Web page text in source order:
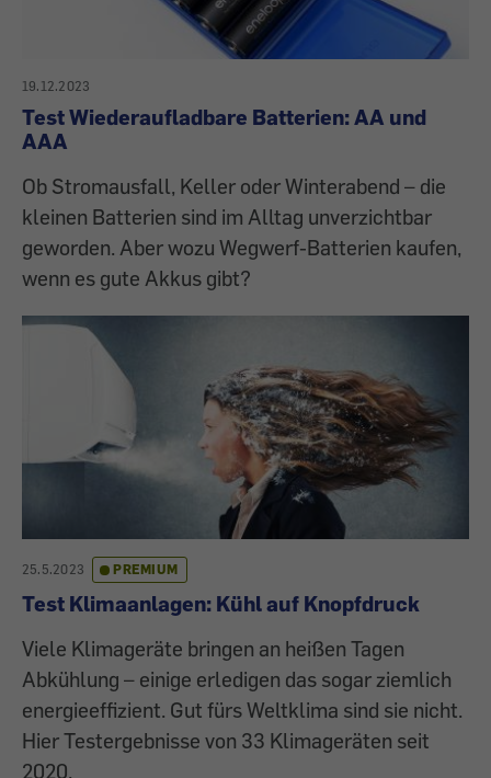
19.12.2023
Test Wiederaufladbare Batterien: AA und
AAA
Ob Stromausfall, Keller oder Winterabend – die
kleinen Batterien sind im Alltag unverzichtbar
geworden. Aber wozu Wegwerf-Batterien kaufen,
wenn es gute Akkus gibt?
25.5.2023 PREMIUM
Test Klimaanlagen: Kühl auf Knopfdruck
Viele Klimageräte bringen an heißen Tagen
Abkühlung – einige erledigen das sogar ziemlich
energieeffizient. Gut fürs Weltklima sind sie nicht.
Hier Testergebnisse von 33 Klimageräten seit
2020.